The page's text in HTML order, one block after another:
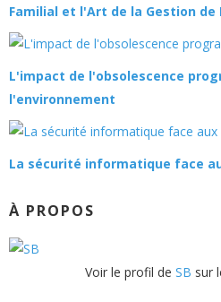
Familial et l'Art de la Gestion de
L'impact de l'obsolescence
l'environnement
La sécurité informatique face
À PROPOS
Voir le profil de SB sur